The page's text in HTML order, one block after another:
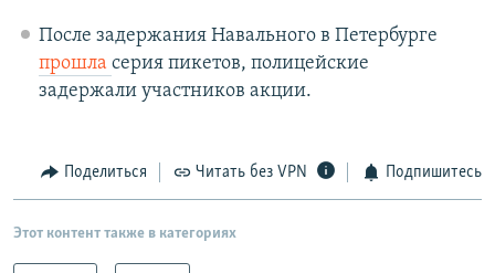
После задержания Навального в Петербурге
прошла серия пикетов, полицейские
задержали участников акции.
Поделиться Читать без VPN Подпишитесь
Этот контент также в категориях